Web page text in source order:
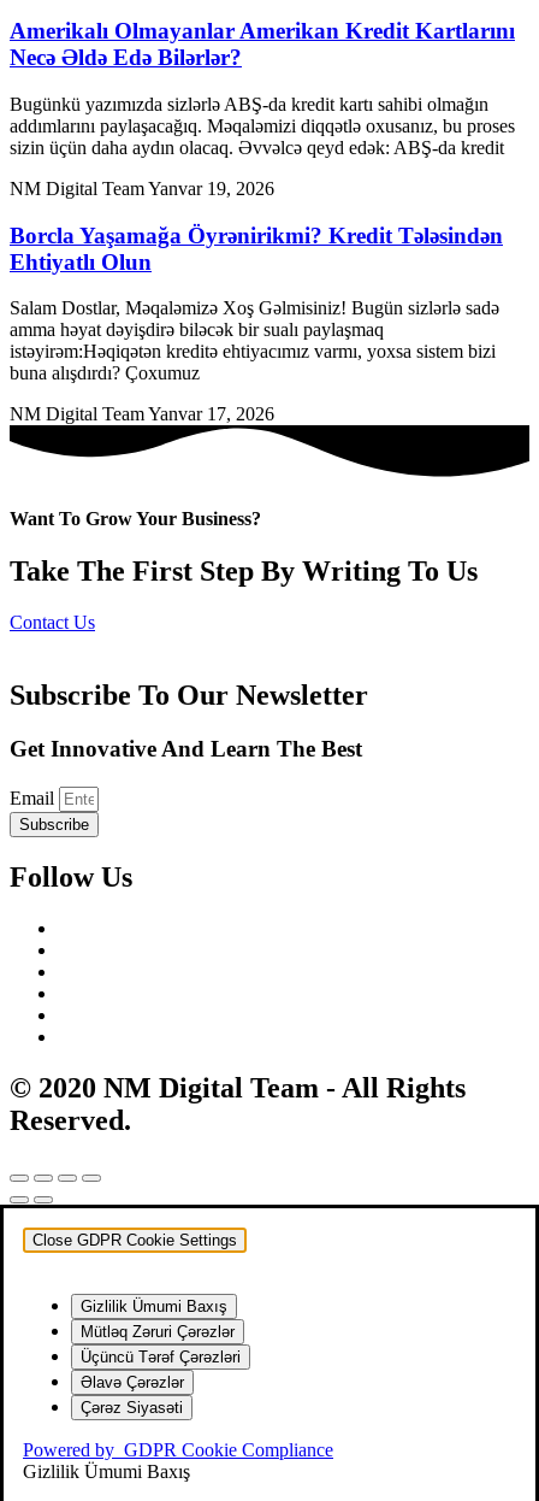
Amerikalı Olmayanlar Amerikan Kredit Kartlarını
Necə Əldə Edə Bilərlər?
Bugünkü yazımızda sizlərlə ABŞ-da kredit kartı sahibi olmağın
addımlarını paylaşacağıq. Məqaləmizi diqqətlə oxusanız, bu proses
sizin üçün daha aydın olacaq. Əvvəlcə qeyd edək: ABŞ-da kredit
NM Digital TeamYanvar 19, 2026
Borcla Yaşamağa Öyrənirikmi? Kredit Tələsindən
Ehtiyatlı Olun
Salam Dostlar, Məqaləmizə Xoş Gəlmisiniz! Bugün sizlərlə sadə
amma həyat dəyişdirə biləcək bir sualı paylaşmaq
istəyirəm:Həqiqətən kreditə ehtiyacımız varmı, yoxsa sistem bizi
buna alışdırdı? Çoxumuz
NM Digital TeamYanvar 17, 2026
Want To Grow Your Business?
Take The First Step By Writing To Us
Contact Us
Subscribe To Our Newsletter
Get Innovative And Learn The Best
Email
Subscribe
Follow Us
© 2020 NM Digital Team - All Rights
Reserved.
Close GDPR Cookie Settings
Gizlilik Ümumi Baxış
Mütləq Zəruri Çərəzlər
Üçüncü Tərəf Çərəzləri
Əlavə Çərəzlər
Çərəz Siyasəti
Powered by GDPR Cookie Compliance
Gizlilik Ümumi Baxış